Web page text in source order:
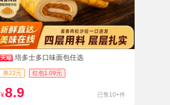
培多士多口味面包任选
券22元 红包1.09元
¥ 8.9 已售10+件